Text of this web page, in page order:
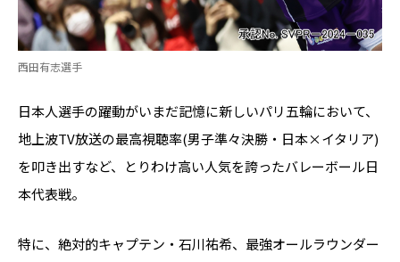
西田有志選手
日本人選手の躍動がいまだ記憶に新しいパリ五輪において、
地上波TV放送の最高視聴率(男子準々決勝・日本×イタリア)
を叩き出すなど、とりわけ高い人気を誇ったバレーボール日
本代表戦。
特に、絶対的キャプテン・石川祐希、最強オールラウンダー